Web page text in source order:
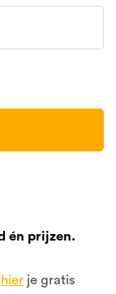
én prijzen.
hier je gratis